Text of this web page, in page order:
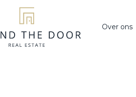
Over ons